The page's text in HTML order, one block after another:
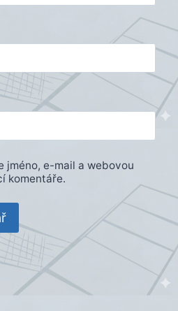
jméno, e-mail a webovou
komentáře.